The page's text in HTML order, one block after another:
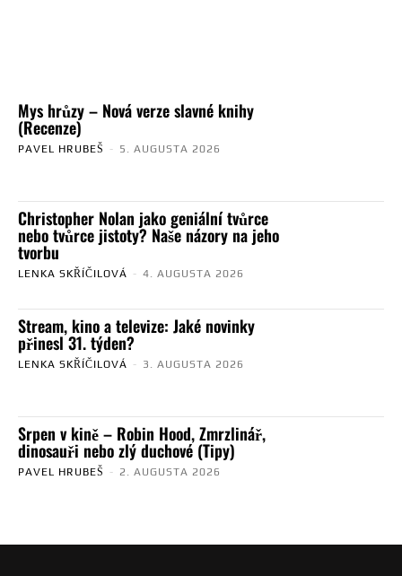
Mys hrůzy – Nová verze slavné knihy
(Recenze)
PAVEL HRUBEŠ - 5. AUGUSTA 2026
Christopher Nolan jako geniální tvůrce
nebo tvůrce jistoty? Naše názory na jeho
tvorbu
LENKA SKŘÍČILOVÁ - 4. AUGUSTA 2026
Stream, kino a televize: Jaké novinky
přinesl 31. týden?
LENKA SKŘÍČILOVÁ - 3. AUGUSTA 2026
Srpen v kině – Robin Hood, Zmrzlinář,
dinosauři nebo zlý duchové (Tipy)
PAVEL HRUBEŠ - 2. AUGUSTA 2026